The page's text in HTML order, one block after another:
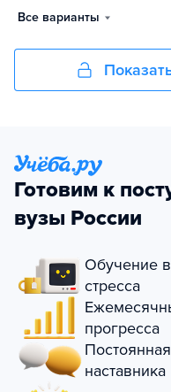
Все варианты
Готовим к
вузы России
Обучение
стресса
прогресса
наставника